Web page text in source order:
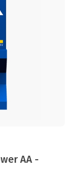
AA -